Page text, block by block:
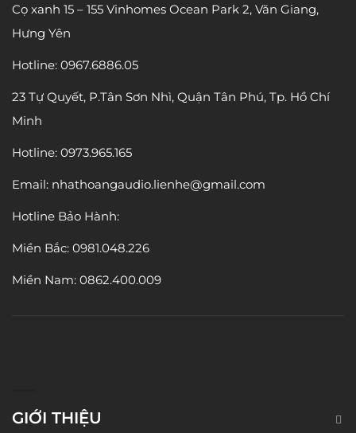
Cọ xanh 15 – 155 Vinhomes Ocean Park 2, Văn Giang,
Hưng Yên
Hotline: 0967.6886.05
23 Tự Quyết, P.Tân Sơn Nhì, Quận Tân Phú, Tp. Hồ Chí
Minh
Hotline: 0973.965.165
Email: nhathoangaudio.lienhe@gmail.com
Hotline Bảo Hành:
Miền Bắc: 0981.048.226
Miền Nam: 0862.400.009
GIỚI THIỆU